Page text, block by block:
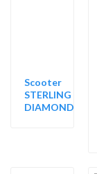
Scooter
STERLING
DIAMOND